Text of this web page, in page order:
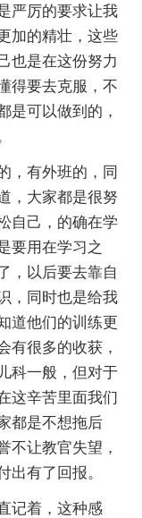
严厉的要求让我
加的精壮，这些
也是在这份努力
得要去克服，不
是可以做到的，
，有外班的，同
，大家都是很努
自己，的确在学
要用在学习之
，以后要去靠自
，同时也是给我
道他们的训练更
有很多的收获，
科一般，但对于
这辛苦里面我们
都是不想拖后
不让教官失望，
出有了回报。
记着，这种感